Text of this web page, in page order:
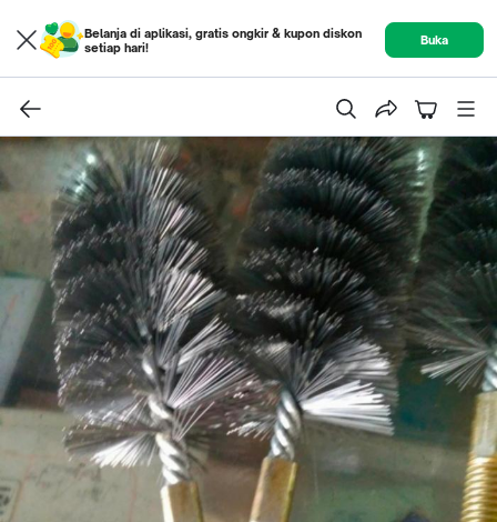
Belanja di aplikasi, gratis ongkir & kupon diskon
setiap hari!
Buka